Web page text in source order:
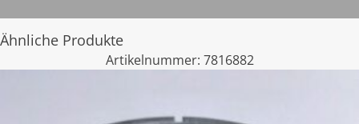
Ähnliche Produkte
Artikelnummer: 7816882